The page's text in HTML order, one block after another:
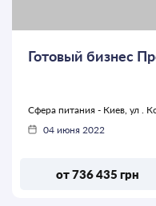
Готовый бизнес
Сфера питания - Киев, ул .
04 июня 2022
от 736 435 грн